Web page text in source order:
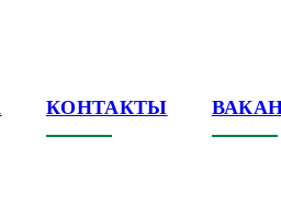
КОНТАКТЫ